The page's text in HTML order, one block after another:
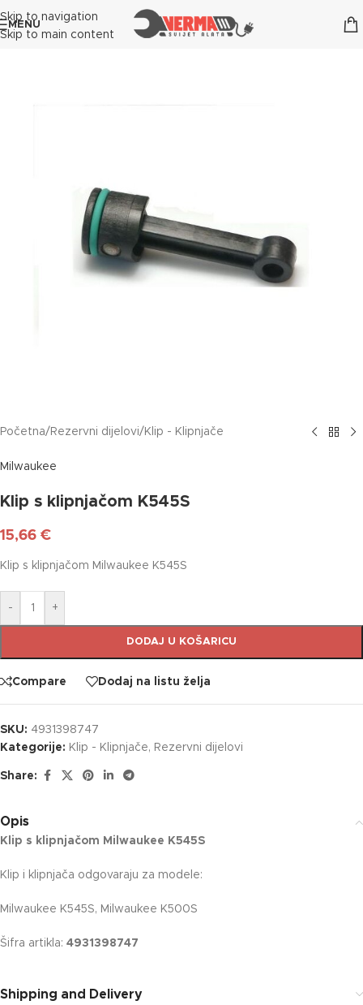
Skip to navigation
Skip to main content
MENU
Početna/ Rezervni dijelovi/ Klip - Klipnjače
Milwaukee
Klip s klipnjačom K545S
15,66 €
Klip s klipnjačom Milwaukee K545S
- +
DODAJ U KOŠARICU
Compare Dodaj na listu želja
SKU: 4931398747
Kategorije: Klip - Klipnjače, Rezervni dijelovi
Share:
Opis
Klip s klipnjačom Milwaukee K545S
Klip i klipnjača odgovaraju za modele:
Milwaukee K545S, Milwaukee K500S
Šifra artikla: 4931398747
Shipping and Delivery